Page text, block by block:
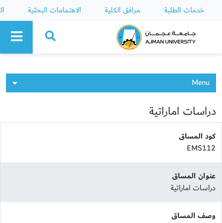
خدمات الطلبة مرافق الكلية الاهتمامات البحثية
Ajman University
Menu
دراسات اماراتية
كود المساق
EMS112
عنوان المساق
دراسات اماراتية
وصف المساق